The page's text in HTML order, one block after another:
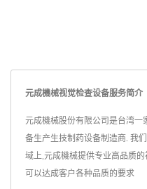
元成機械视觉检查设备服务简介
元成機械股份有限公司是台湾一
备生产生技制药设备制造商. 我
域上,元成機械提供专业高品质
可以达成客户各种品质的要求